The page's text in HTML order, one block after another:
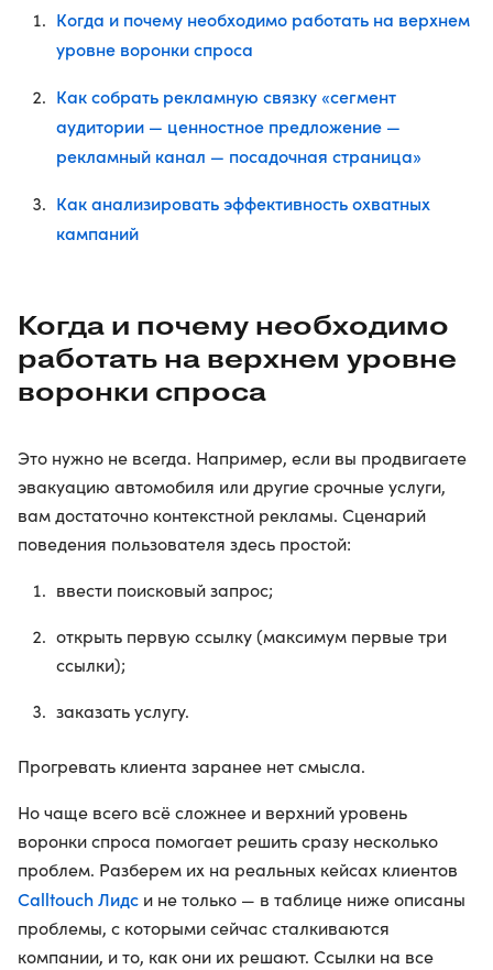
Когда и почему необходимо работать на верхнем
уровне воронки спроса
Как собрать рекламную связку «сегмент
аудитории — ценностное предложение —
рекламный канал — посадочная страница»
Как анализировать эффективность охватных
кампаний
Когда и почему необходимо
работать на верхнем уровне
воронки спроса
Это нужно не всегда. Например, если вы продвигаете
эвакуацию автомобиля или другие срочные услуги,
вам достаточно контекстной рекламы. Сценарий
поведения пользователя здесь простой:
ввести поисковый запрос;
открыть первую ссылку (максимум первые три
ссылки);
заказать услугу.
Прогревать клиента заранее нет смысла.
Но чаще всего всё сложнее и верхний уровень
воронки спроса помогает решить сразу несколько
проблем. Разберем их на реальных кейсах клиентов
Calltouch Лидс и не только — в таблице ниже описаны
проблемы, с которыми сейчас сталкиваются
компании, и то, как они их решают. Ссылки на все